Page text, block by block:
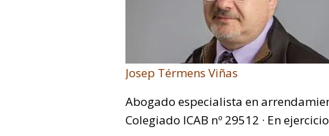
Josep Térmens Viñas
Abogado especialista en
Colegiado ICAB nº 29512 · En